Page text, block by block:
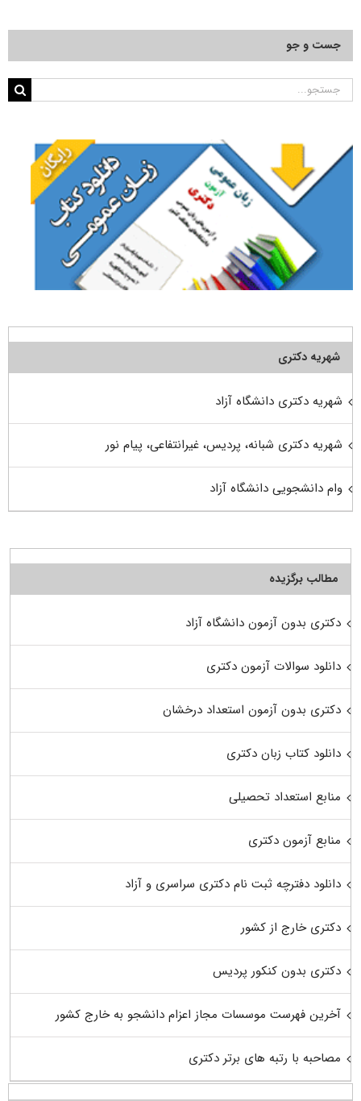
جست و جو
جستجو
شهریه دکتری
شهریه دکتری دانشگاه آزاد
شهریه دکتری شبانه، پردیس، غیرانتفاعی، پیام نور
وام دانشجویی دانشگاه آزاد
مطالب برگزیده
دکتری بدون آزمون دانشگاه آزاد
دانلود سوالات آزمون دکتری
دکتری بدون آزمون استعداد درخشان
دانلود کتاب زبان دکتری
منابع استعداد تحصیلی
منابع آزمون دکتری
دانلود دفترچه ثبت نام دکتری سراسری و آزاد
دکتری خارج از کشور
دکتری بدون کنکور پردیس
آخرین فهرست موسسات مجاز اعزام دانشجو به خارج کشور
مصاحبه با رتبه های برتر دکتری